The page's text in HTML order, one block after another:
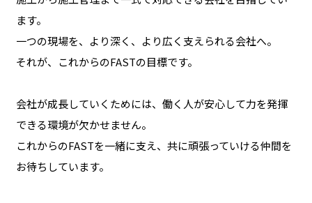
ます。
一つの現場を、より深く、より広く支えられる会社へ。
それが、これからのFASTの目標です。
会社が成長していくためには、働く人が安心して力を発揮
できる環境が欠かせません。
これからのFASTを一緒に支え、共に頑張っていける仲間を
お待ちしています。